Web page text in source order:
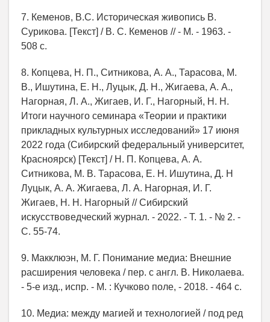
7. Кеменов, В.С. Историческая живопись В.
Сурикова. [Текст] / В. С. Кеменов // - М. - 1963. -
508 с.
8. Копцева, Н. П., Ситникова, А. А., Тарасова, М.
В., Ишутина, Е. Н., Луцык, Д. Н., Жигаева, А. А.,
Нагорная, Л. А., Жигаев, И. Г., Нагорный, Н. Н.
Итоги научного семинара «Теории и практики
прикладных культурных исследований» 17 июня
2022 года (Сибирский федеральный университет,
Красноярск) [Текст] / Н. П. Копцева, А. А.
Ситникова, М. В. Тарасова, Е. Н. Ишутина, Д. Н
Луцык, А. А. Жигаева, Л. А. Нагорная, И. Г.
Жигаев, Н. Н. Нагорный // Сибирский
искусствоведческий журнал. - 2022. - Т. 1. - № 2. -
С. 55-74.
9. Макклюэн, М. Г. Понимание медиа: Внешние
расширения человека / пер. с англ. В. Николаева.
- 5-е изд., испр. - М. : Кучково поле, - 2018. - 464 с.
10. Медиа: между магией и технологией / под ред